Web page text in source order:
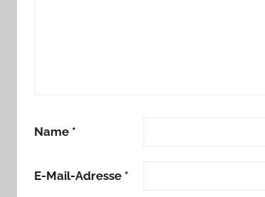
Name *
E-Mail-Adresse *